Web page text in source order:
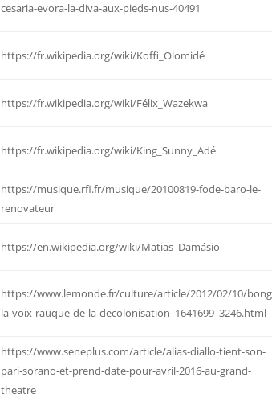
cesaria-evora-la-diva-aux-pieds-nus-40491
https://fr.wikipedia.org/wiki/Koffi_Olomidé
https://fr.wikipedia.org/wiki/Félix_Wazekwa
https://fr.wikipedia.org/wiki/King_Sunny_Adé
https://musique.rfi.fr/musique/20100819-fode-baro-le-
renovateur
https://en.wikipedia.org/wiki/Matias_Damásio
https://www.lemonde.fr/culture/article/2012/02/10/
la-voix-rauque-de-la-decolonisation_1641699_3246.html
https://www.seneplus.com/article/alias-diallo-tient-son-
pari-sorano-et-prend-date-pour-avril-2016-au-grand-
theatre